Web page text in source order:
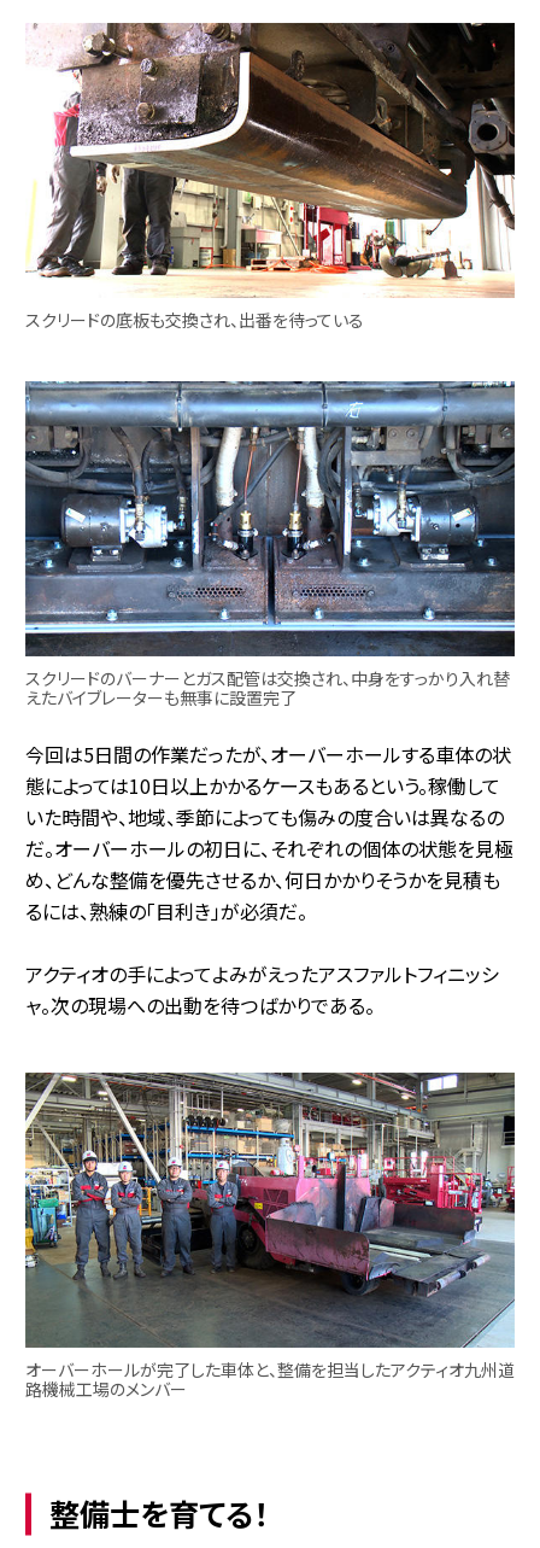
スクリードの底板も交換され、出番を待っている
スクリードのバーナーとガス配管は交換され、中身をすっかり入れ替
えたバイブレーターも無事に設置完了
今回は5日間の作業だったが、オーバーホールする車体の状
態によっては10日以上かかるケースもあるという。稼働して
いた時間や、地域、季節によっても傷みの度合いは異なるの
だ。オーバーホールの初日に、それぞれの個体の状態を見極
め、どんな整備を優先させるか、何日かかりそうかを見積も
るには、熟練の「目利き」が必須だ。
アクティオの手によってよみがえったアスファルトフィニッシ
ャ。次の現場への出動を待つばかりである。
オーバーホールが完了した車体と、整備を担当したアクティオ九州道
路機械工場のメンバー
整備士を育てる！